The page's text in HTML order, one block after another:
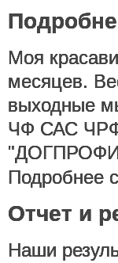
Моя
месяцев.
выходные
ЧФ САС
Подробнее
Отчет и
Наши